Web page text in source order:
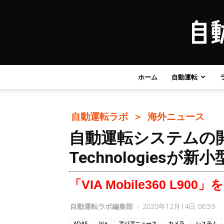
ホーム 自動運転
自動運転ラボ ＞ 海外ニュース
自動運転システムの
Technologiesが新小
「VIA Mobile360 L900」
自動運転ラボ編集部 - 2020年12月14日 06:59